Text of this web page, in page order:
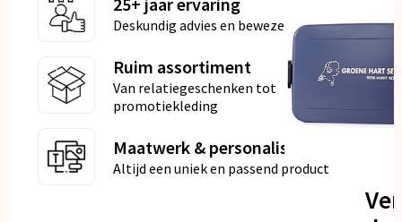
Deskundig advies en bewezen kwaliteit
Ruim assortiment
Van relatiegeschenken tot
promotiekleding
Maatwerk & personalisatie
Altijd een uniek en passend product